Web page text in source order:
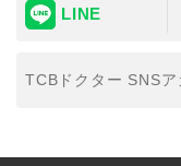
【外部委託について
おいて、取得情報
務委託先に委託す
LINE
TCBドクター SNSア